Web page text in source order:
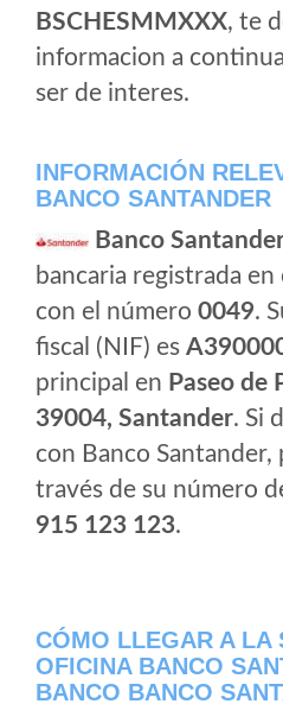
BSCHESMMXXX, te
informacion a
ser de interes.
INFORMACIÓN
BANCO SANTANDER
Banco
bancaria registrada en
con el número 0049.
fiscal (NIF) es
principal en Paseo de
39004, Santander. Si
con Banco Santander,
través de su número
915 123 123.
CÓMO LLEGAR A LA
OFICINA BANCO
BANCO BANCO